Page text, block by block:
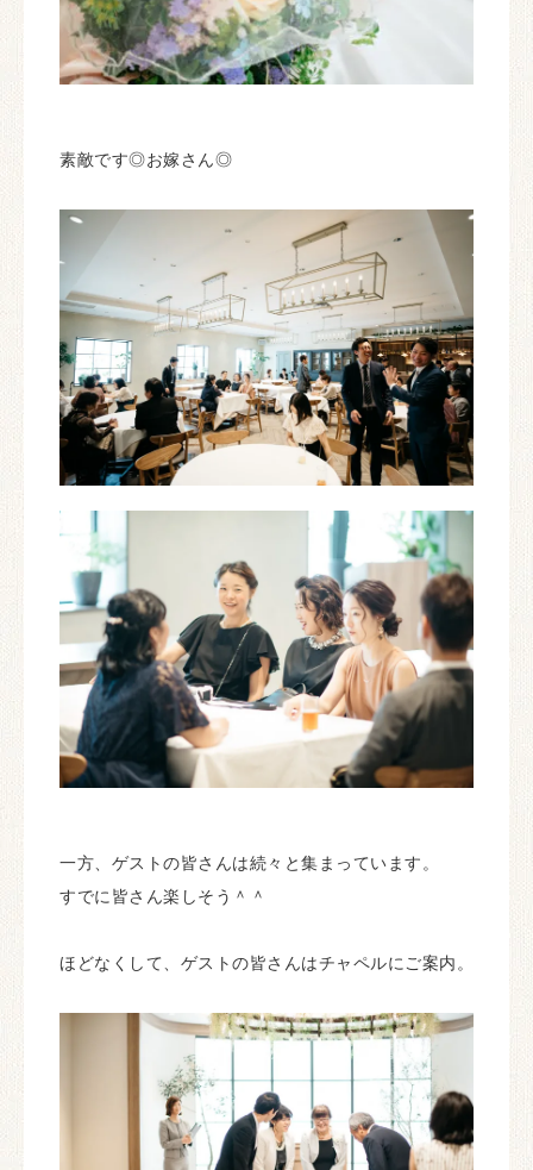
素敵です◎お嫁さん◎
一方、ゲストの皆さんは続々と集まっています。
すでに皆さん楽しそう＾＾
ほどなくして、ゲストの皆さんはチャペルにご案内。